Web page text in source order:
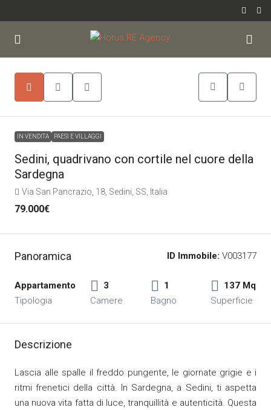
IN VENDITA PAESI E VILLAGGI
Sedini, quadrivano con cortile nel cuore della
Sardegna
Via San Pancrazio, 18, Sedini, SS, Italia
79.000€
Panoramica ID Immobile: V003177
Appartamento
Tipologia
3
Camere
1
Bagno
137 Mq
Superficie
Descrizione
Lascia alle spalle il freddo pungente, le giornate grigie e i
ritmi frenetici della città. In Sardegna, a Sedini, ti aspetta
una nuova vita fatta di luce, tranquillità e autenticità. Questa